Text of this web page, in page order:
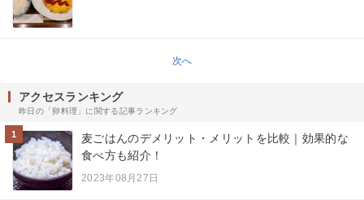
次へ
アクセスランキング
昨日の「卵料理」に関する記事ランキング
1
麦ごはんのデメリット・メリットを比較｜効果的な
食べ方も紹介！
2023年08月27日